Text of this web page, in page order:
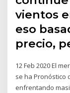
vientos
eso
precio,
12 Feb 2020 El
se ha Pronóstico
enfrentando